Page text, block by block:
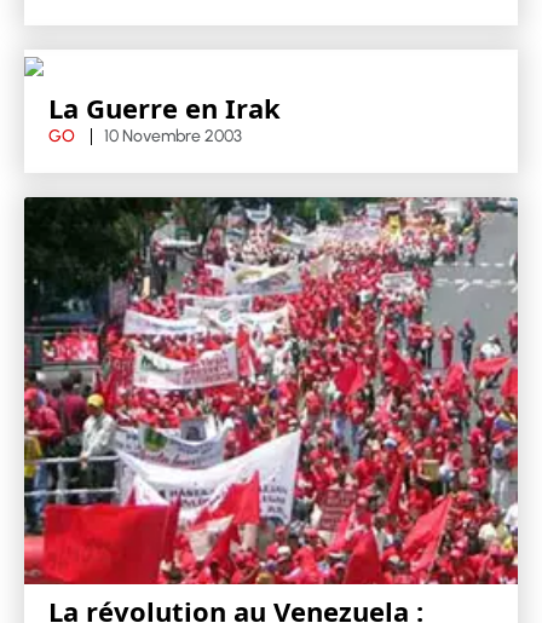
La Guerre en Irak
GO 10 Novembre 2003
La révolution au Venezuela :